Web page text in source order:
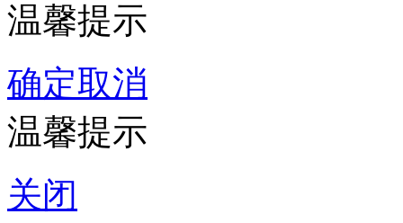
温馨提示
确定取消
温馨提示
关闭